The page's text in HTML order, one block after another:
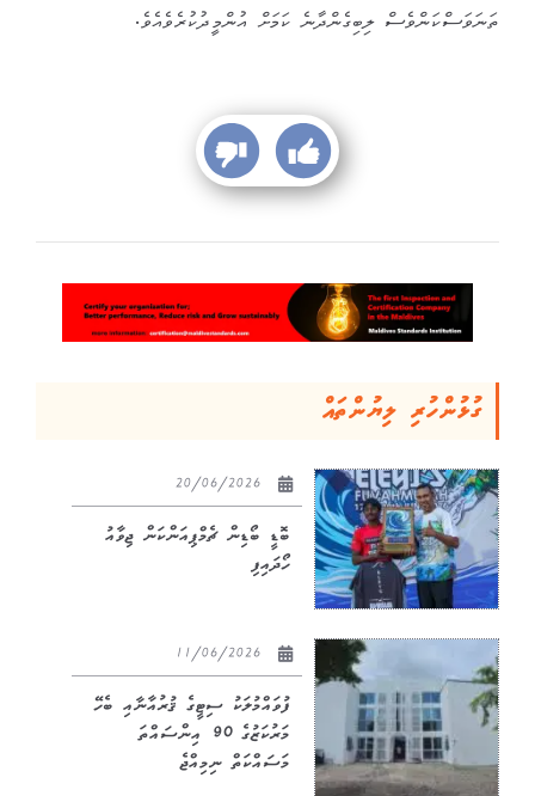
ތަނަވަސްކަންވެސް ލިބިގެންދާނެ ކަމަށް އުންމީދުކުރެވެއެވެ.
ގުޅުންހުރި ލިޔުންތައް
ބޮޑީ ބޯޑިން ޗެމްޕިއަންކަން ޖިވާއު
ހޯދައިފި
ފުވައްމުލަކު ސިޓީގެ ޤުރުއާނާއި ބެހޭ
މަރުކަޒުގެ 90 އިންސައްތަ
މަސައްކަތް ނިމިއްޖެ